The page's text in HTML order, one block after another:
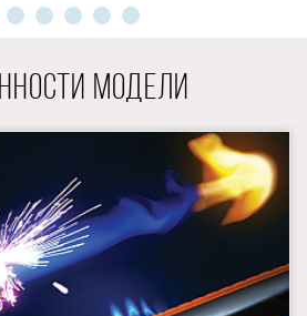
МОДЕЛИ